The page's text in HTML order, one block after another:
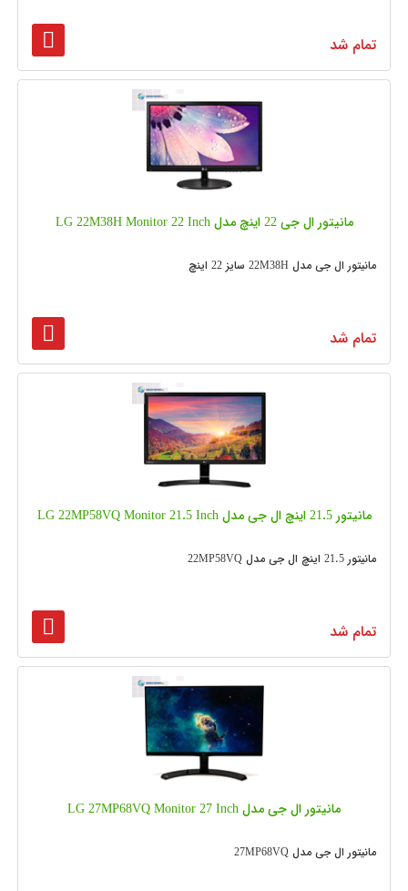
تمام شد
مانیتور ال جی 22 اینچ مدل LG 22M38H Monitor 22 Inch
مانیتور ال جی مدل 22M38H سایز 22 اینچ
تمام شد
مانیتور 21.5 اینچ ال جی مدل LG 22MP58VQ Monitor 21.5 Inch
مانیتور 21.5 اینچ ال جی مدل 22MP58VQ
تمام شد
مانیتور ال جی مدل LG 27MP68VQ Monitor 27 Inch
مانیتور ال جی مدل 27MP68VQ